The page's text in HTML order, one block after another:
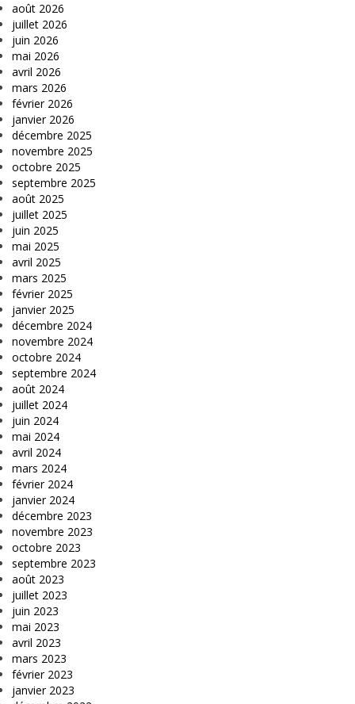
août 2026
juillet 2026
juin 2026
mai 2026
avril 2026
mars 2026
février 2026
janvier 2026
décembre 2025
novembre 2025
octobre 2025
septembre 2025
août 2025
juillet 2025
juin 2025
mai 2025
avril 2025
mars 2025
février 2025
janvier 2025
décembre 2024
novembre 2024
octobre 2024
septembre 2024
août 2024
juillet 2024
juin 2024
mai 2024
avril 2024
mars 2024
février 2024
janvier 2024
décembre 2023
novembre 2023
octobre 2023
septembre 2023
août 2023
juillet 2023
juin 2023
mai 2023
avril 2023
mars 2023
février 2023
janvier 2023